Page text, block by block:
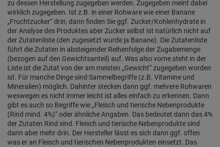
zu dessen Herstellung zugegeben werden. Zugegeben meint dabei
wirklich zugegeben. Ist z.B. in einer Rohware wie einer Banane
„Fruchtzucker“ drin, dann finden Sie ggf. Zucker/Kohlenhydrate in
der Analyse des Produktes aber Zucker selbst ist natürlich nicht auf
der Zutatenliste (den zugesetzt wurde ja Banane). Die Zutatenliste
führt die Zutaten in absteigender Reihenfolge der Zugabemenge
(bezogen auf den Gewichtsanteil) auf. Was also vorne steht in der
Liste ist die Zutat von der am meisten „Gewicht“ zugegeben worden
ist. Für manche Dinge sind Sammelbegriffe (z.B. Vitamine und
Mineralien) möglich. Dahinter stecken dann ggf. mehrere Rohwaren
weswegen es nicht immer leicht ist alles einfach zu erkennen. Dann
gibt es auch so Begriffe wie „Fleisch und tierische Nebenprodukte
(Rind mind. 4%)“ oder ähnliche Angaben. Das bedeutet dann das 4%
der Zutaten Rind sind. Fleisch und tierische Nebenprodukte sind
dann aber mehr drin. Der Hersteller lässt es sich dann ggf. offen
was er an Fleisch und tierischen Nebenprodukten einsetzt. Das